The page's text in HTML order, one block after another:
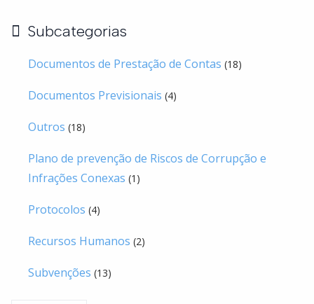
Subcategorias
Documentos de Prestação de Contas (18)
Documentos Previsionais (4)
Outros (18)
Plano de prevenção de Riscos de Corrupção e
Infrações Conexas (1)
Protocolos (4)
Recursos Humanos (2)
Subvenções (13)